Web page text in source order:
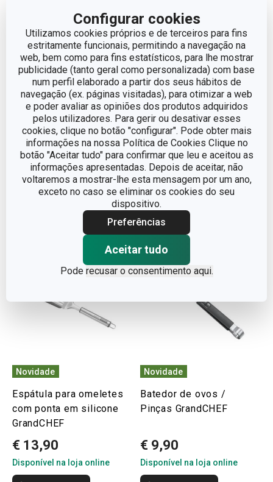
Configurar cookies
Utilizamos cookies próprios e de terceiros para fins
estritamente funcionais, permitindo a navegação na
web, bem como para fins estatísticos, para lhe mostrar
publicidade (tanto geral como personalizada) com base
num perfil elaborado a partir dos seus hábitos de
navegação (ex. páginas visitadas), para otimizar a web
e poder avaliar as opiniões dos produtos adquiridos
pelos utilizadores. Para gerir ou desativar esses
cookies, clique no botão "configurar". Pode obter mais
informações na nossa Política de Cookies Clique no
botão "Aceitar tudo" para confirmar que leu e aceitou as
informações apresentadas. Depois de aceitar, não
voltaremos a mostrar-lhe esta mensagem por um ano,
exceto no caso se eliminar os cookies do seu
dispositivo.
Preferências
Aceitar tudo
Pode recusar o consentimento aqui.
Novidade
Ralador com pega
removível GrandCHEF,
quatro faces
€ 7,90
Disponível na loja online
Novidade
Espátula com ponta em
silicone GrandCHEF
€ 13,90
Disponível na loja online
Novidade
Espátula para omeletes
com ponta em silicone
GrandCHEF
€ 13,90
Disponível na loja online
Novidade
Batedor de ovos /
Pinças GrandCHEF
€ 9,90
Disponível na loja online